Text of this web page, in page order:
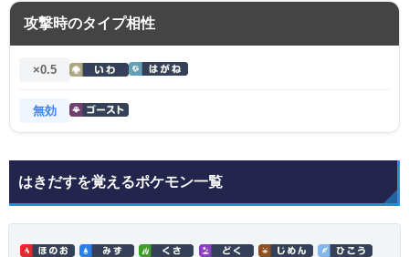
攻撃時のタイプ相性
×0.5
無効
はきだすを覚えるポケモン一覧